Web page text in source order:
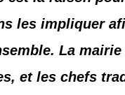
les impliquer
La mairie
et les chefs